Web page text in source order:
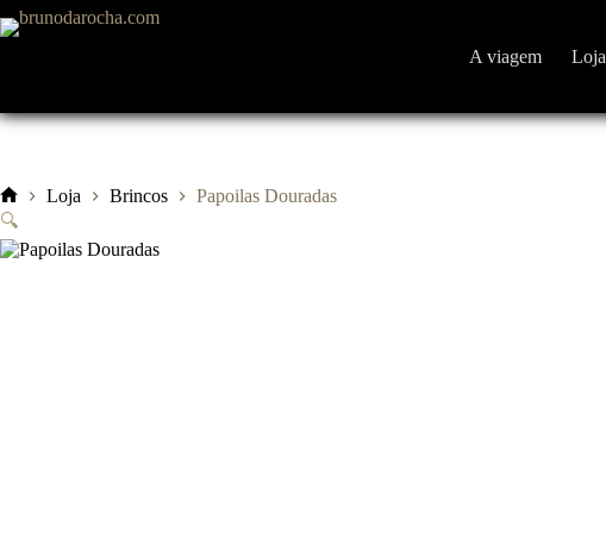
Pular
para
A viagem Loja
Início
Loja Brincos
Papoilas Douradas
🔍